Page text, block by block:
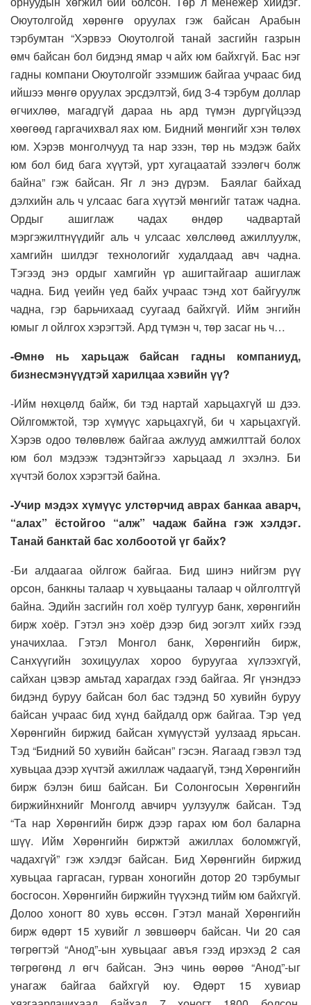
Оюутолгойд хөрөнгө оруулах гэж байсан Арабын
тэрбумтан “Хэрвээ Оюутолгой танай засгийн газрын
өмч байсан бол бидэнд ямар ч айх юм байхгүй. Бас нэг
гадны компани Оюутолгойг эзэмшиж байгаа учраас бид
ийшээ мөнгө оруулах эрсдэлтэй, бид 3-4 тэрбум доллар
өгчихлөө, магадгүй дараа нь ард түмэн дургүйцээд
хөөгөөд гаргачихвал яах юм. Бидний мөнгийг хэн төлөх
юм. Хэрэв монголчууд та нар эзэн, төр нь мэдэж байх
юм бол бид бага хүүтэй, урт хугацаатай зээлөгч болж
байна” гэж байсан. Яг л энэ дүрэм. Баялаг байхад
дэлхийн аль ч улсаас бага хүүтэй мөнгийг татаж чадна.
Ордыг ашиглаж чадах өндөр чадвартай
мэргэжилтнүүдийг аль ч улсаас хөлслөөд ажиллуулж,
хамгийн шилдэг технологийг худалдаад авч чадна.
Тэгээд энэ ордыг хамгийн үр ашигтайгаар ашиглаж
чадна. Бид үеийн үед байх учраас тэнд хот байгуулж
чадна, гэр барьчихаад суугаад байхгүй. Ийм энгийн
юмыг л ойлгох хэрэгтэй. Ард түмэн ч, төр засаг нь ч…
-Өмнө нь харьцаж байсан гадны компаниуд,
бизнесмэнүүдтэй харилцаа хэвийн үү?
-Ийм нөхцөлд байж, би тэд нартай харьцахгүй ш дээ.
Ойлгомжтой, тэр хүмүүс харьцахгүй, би ч харьцахгүй.
Хэрэв одоо төлөвлөж байгаа ажлууд амжилттай болох
юм бол мэдээж тэдэнтэйгээ харьцаад л эхэлнэ. Би
хүчтэй болох хэрэгтэй байна.
-Учир мэдэх хүмүүс улстөрчид аврах банкаа аварч,
“алах” ёстойгоо “алж” чадаж байна гэж хэлдэг.
Танай банктай бас холбоотой үг байх?
-Би алдаагаа ойлгож байгаа. Бид шинэ нийгэм рүү
орсон, банкны талаар ч хувьцааны талаар ч ойлголтгүй
байна. Эдийн засгийн гол хоёр тулгуур банк, хөрөнгийн
бирж хоёр. Гэтэл энэ хоёр дээр бид эогэлт хийх гээд
уначихлаа. Гэтэл Монгол банк, Хөрөнгийн бирж,
Санхүүгийн зохицуулах хороо буруугаа хүлээхгүй,
сайхан цэвэр амьтад харагдах гээд байгаа. Яг үнэндээ
бидэнд буруу байсан бол бас тэдэнд 50 хувийн буруу
байсан учраас бид хүнд байдалд орж байгаа. Тэр үед
Хөрөнгийн биржид байсан хүмүүстэй уулзаад ярьсан.
Тэд “Бидний 50 хувийн байсан” гэсэн. Яагаад гэвэл тэд
хувьцаа дээр хүчтэй ажиллаж чадаагүй, тэнд Хөрөнгийн
бирж бэлэн биш байсан. Би Солонгосын Хөрөнгийн
биржийнхнийг Монголд авчирч уулзуулж байсан. Тэд
“Та нар Хөрөнгийн бирж дээр гарах юм бол баларна
шүү. Ийм Хөрөнгийн биржтэй ажиллах боломжгүй,
чадахгүй” гэж хэлдэг байсан. Бид Хөрөнгийн биржид
хувьцаа гаргасан, гурван хоногийн дотор 20 тэрбумыг
босгосон. Хөрөнгийн биржийн түүхэнд тийм юм байхгүй.
Долоо хоногт 80 хувь өссөн. Гэтэл манай Хөрөнгийн
бирж өдөрт 15 хувийг л зөвшөөрч байсан. Чи 20 сая
төгрөгтэй “Анод”-ын хувьцааг авъя гээд ирэхэд 2 сая
төгрөгөнд л өгч байсан. Энэ чинь өөрөө “Анод”-ыг
унагаж байгаа байхгүй юу. Өдөрт 15 хувиар